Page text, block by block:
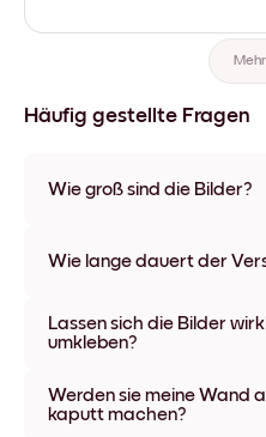
Häufig gestellte Fragen
Wie groß sind die Bilder?
Erhältlich in verschiedenen
Wie lange dauert der
Ländern bieten wir auch
bekommst Du nach
Lassen sich die Bilder
umkleben?
umpositionieren zu lassen,
beschädigen.
Werden sie meine Wand
kaputt machen?